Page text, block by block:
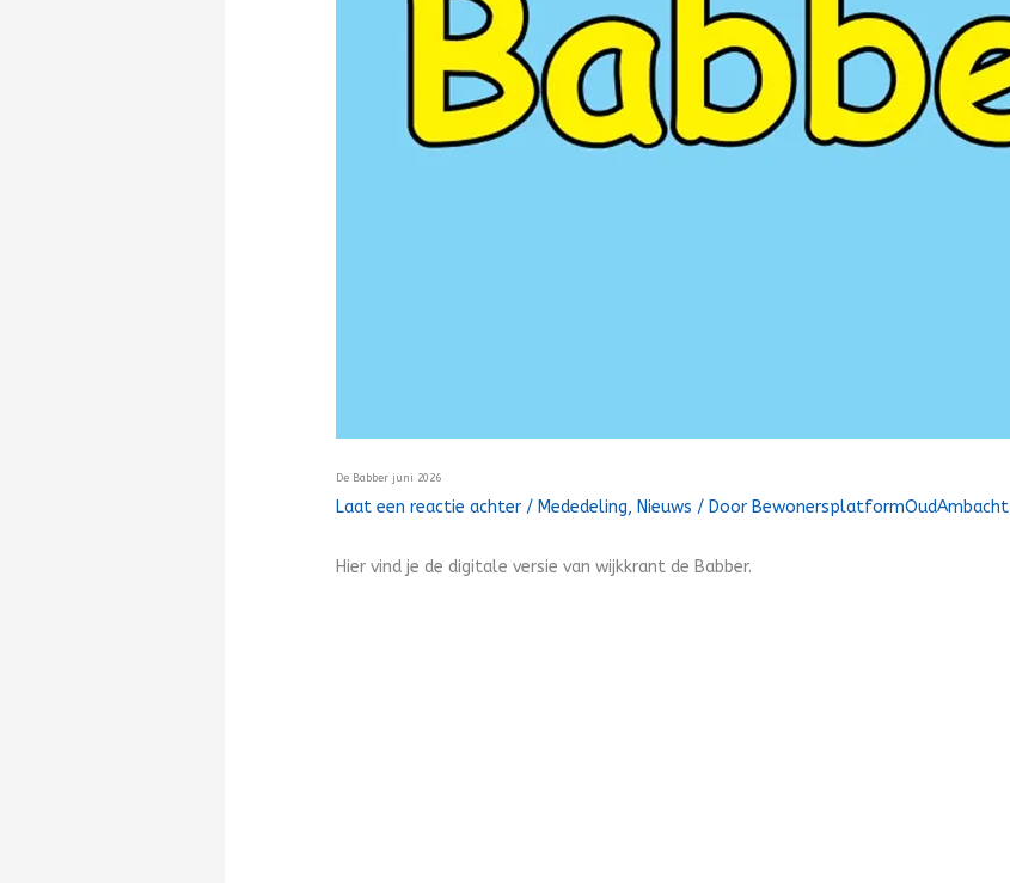
De Babber juni 2026
Laat een reactie achter / Mededeling, Nieuws / Door BewonersplatformOudAmbacht
Hier vind je de digitale versie van wijkkrant de Babber.